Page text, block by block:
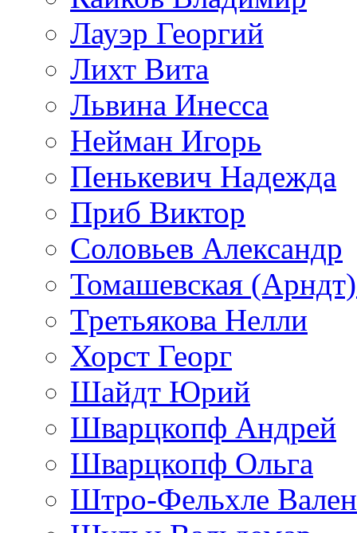
Лауэр Георгий
Лихт Вита
Львина Инесса
Нейман Игорь
Пенькевич Надежда
Приб Виктор
Соловьев Александр
Томашевская
Третьякова Нелли
Хорст Георг
Шайдт Юрий
Шварцкопф Андрей
Шварцкопф Ольга
Штро-Фельхле